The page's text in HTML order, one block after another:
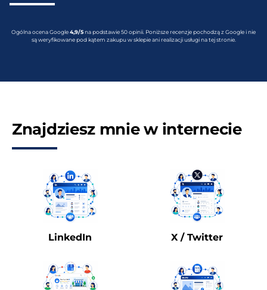
Ogólna ocena Google4,9/5na podstawie 50 opinii. Poniższe recenzje pochodzą z Google i nie
są weryfikowane pod kątem zakupu w sklepie ani realizacji usługi na tej stronie.
Znajdziesz mnie w internecie
LinkedIn X / Twitter